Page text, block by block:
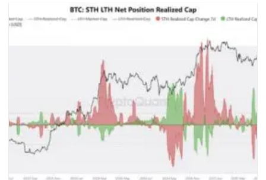
trình xem xét chính thức của SEC đối với...